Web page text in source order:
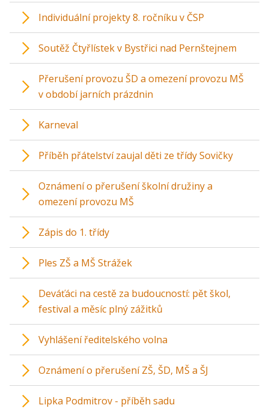
Individuální projekty 8. ročníku v ČSP
Soutěž Čtyřlístek v Bystřici nad Pernštejnem
Přerušení provozu ŠD a omezení provozu MŠ
v období jarních prázdnin
Karneval
Příběh přátelství zaujal děti ze třídy Sovičky
Oznámení o přerušení školní družiny a
omezení provozu MŠ
Zápis do 1. třídy
Ples ZŠ a MŠ Strážek
Deváťáci na cestě za budoucností: pět škol,
festival a měsíc plný zážitků
Vyhlášení ředitelského volna
Oznámení o přerušení ZŠ, ŠD, MŠ a ŠJ
Lipka Podmitrov - příběh sadu